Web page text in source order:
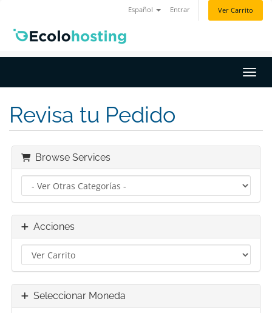
Español Entrar Ver Carrito
Revisa tu Pedido
Browse Services
Acciones
Seleccionar Moneda